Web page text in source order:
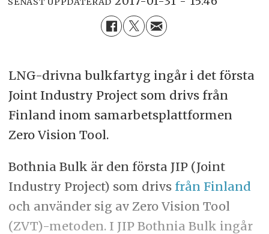
LNG-drivna bulkfartyg ingår i det första
Joint Industry Project som drivs från
Finland inom samarbetsplattformen
Zero Vision Tool.
Bothnia Bulk är den första JIP (Joint
Industry Project) som drivs från Finland
och använder sig av Zero Vision Tool
(ZVT)-metoden. I JIP Bothnia Bulk ingår